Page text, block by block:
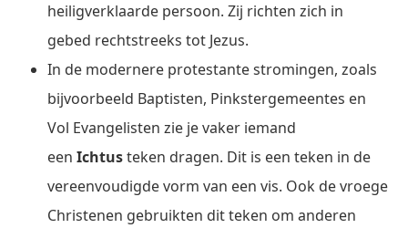
heiligverklaarde persoon. Zij richten zich in
gebed rechtstreeks tot Jezus.
In de modernere protestante stromingen, zoals
bijvoorbeeld Baptisten, Pinkstergemeentes en
Vol Evangelisten zie je vaker iemand
een Ichtusteken dragen. Dit is een teken in de
vereenvoudigde vorm van een vis. Ook de vroege
Christenen gebruikten dit teken om anderen